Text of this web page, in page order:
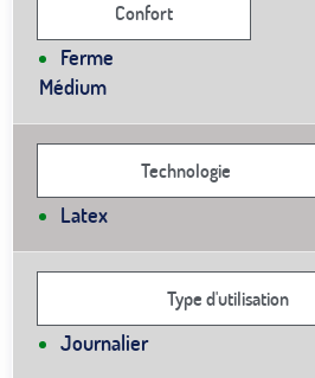
Confort
Ferme
Médium
Technologie
Latex
Type d'utilisation
Journalier